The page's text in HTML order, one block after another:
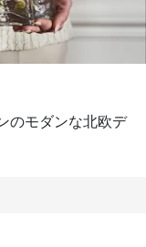
のモダンな北欧デ